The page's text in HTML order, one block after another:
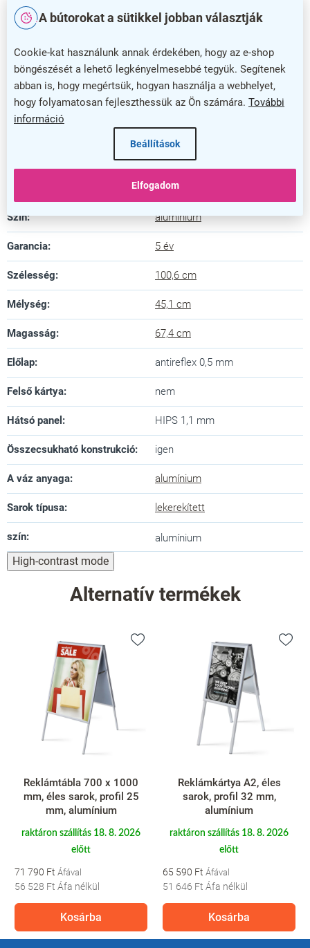
A bútorokat a sütikkel jobban választják
Cookie-kat használunk annak érdekében, hogy az e-shop
böngészését a lehető legkényelmesebbé tegyük. Segítenek
abban is, hogy megértsük, hogyan használja a webhelyet,
hogy folyamatosan fejleszthessük az Ön számára. További
információ
Beállítások
Elfogadom
garancia pedig biztosítja a megbízható használatot
Fektessen be egy minőségi reklámkártyába, amely
megkönnyíti üzenete hatékony és látványos
közvetítését! Válassza aReklámkártya A2terméket,
hogy minden figyelmet magára vonjon.
Kiegészítő paraméterek
reklámállványok
Szín: alumínium
Garancia: 5 év
Szélesség: 100,6 cm
Mélység: 45,1 cm
Magasság: 67,4 cm
Előlap: antireflex 0,5 mm
Felső kártya: nem
Hátsó panel : HIPS 1,1 mm
Összecsukható konstrukció: igen
A váz anyaga: alumínium
Sarok típusa: lekerekített
szín: alumínium
High-contrast mode
Alternatív termékek
Reklámtábla 700 x 1000
mm, éles sarok, profil 25
mm, alumínium
raktáron szállítás 18. 8. 2026
előtt
71 790 Ft
56 528 Ft Áfa nélkül
Kosárba
Reklámkártya A2, éles
sarok, profil 32 mm,
alumínium
raktáron szállítás 18. 8. 2026
előtt
65 590 Ft
51 646 Ft Áfa nélkül
Kosárba